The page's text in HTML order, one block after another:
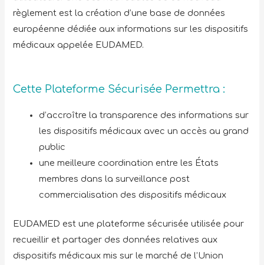
règlement est la création d’une base de données
européenne dédiée aux informations sur les dispositifs
médicaux appelée EUDAMED.
Cette Plateforme Sécurisée Permettra :
d’accroître la transparence des informations sur
les dispositifs médicaux avec un accès au grand
public
une meilleure coordination entre les États
membres dans la surveillance post
commercialisation des dispositifs médicaux
EUDAMED est une plateforme sécurisée utilisée pour
recueillir et partager des données relatives aux
dispositifs médicaux mis sur le marché de l’Union